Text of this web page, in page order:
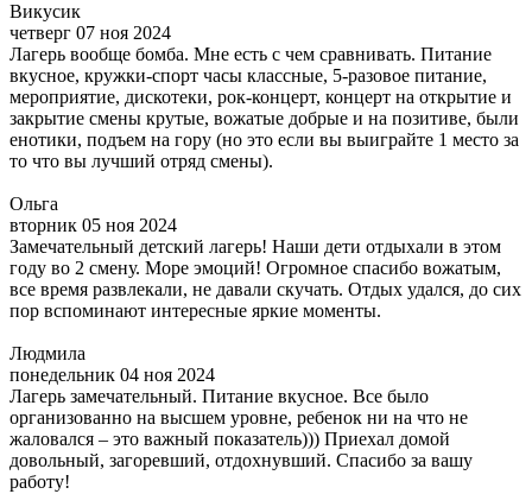
Викусик
четверг 07 ноя 2024
Лагерь вообще бомба. Мне есть с чем сравнивать. Питание
вкусное, кружки-спорт часы классные, 5-разовое питание,
мероприятие, дискотеки, рок-концерт, концерт на открытие и
закрытие смены крутые, вожатые добрые и на позитиве, были
енотики, подъем на гору (но это если вы выиграйте 1 место за
то что вы лучший отряд смены).
Ольга
вторник 05 ноя 2024
Замечательный детский лагерь! Наши дети отдыхали в этом
году во 2 смену. Море эмоций! Огромное спасибо вожатым,
все время развлекали, не давали скучать. Отдых удался, до сих
пор вспоминают интересные яркие моменты.
Людмила
понедельник 04 ноя 2024
Лагерь замечательный. Питание вкусное. Все было
организованно на высшем уровне, ребенок ни на что не
жаловался – это важный показатель))) Приехал домой
довольный, загоревший, отдохнувший. Спасибо за вашу
работу!